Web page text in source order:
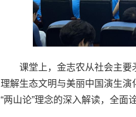
课堂上，金志农从社会主要矛
理解生态文明与美丽中国演生演
“两山论”理念的深入解读，全面